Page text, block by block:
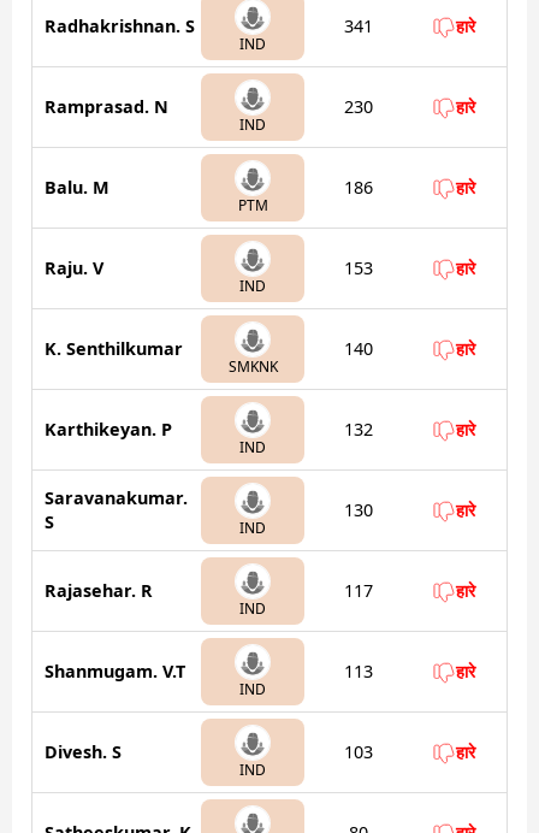
Radhakrishnan. S
IND
341 हारे
Ramprasad. N
IND
230 हारे
Balu. M
PTM
186 हारे
Raju. V
IND
153 हारे
K. Senthilkumar
SMKNK
140 हारे
Karthikeyan. P
IND
132 हारे
Saravanakumar.
S
IND
130 हारे
Rajasehar. R
IND
117 हारे
Shanmugam. V.T
IND
113 हारे
Divesh. S
IND
103 हारे